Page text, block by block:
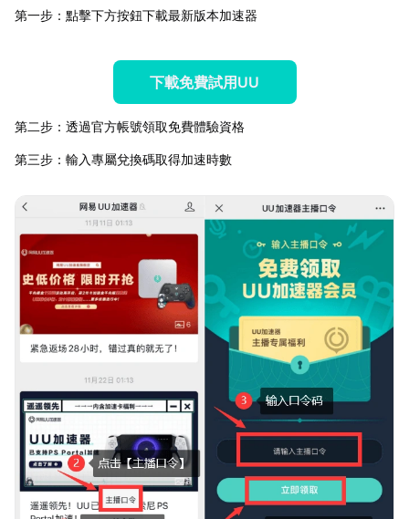
第一步：點擊下方按鈕下載最新版本加速器
下載免費試用UU
第二步：透過官方帳號領取免費體驗資格
第三步：輸入專屬兌換碼取得加速時數